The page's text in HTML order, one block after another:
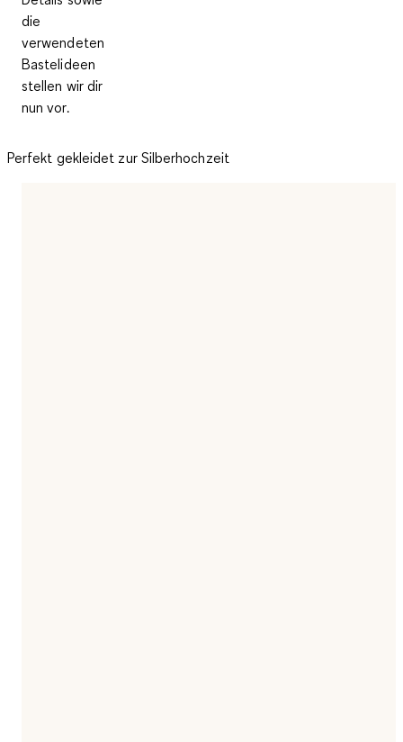
die
verwendeten
Bastelideen
stellen wir dir
nun vor.
Perfekt gekleidet zur Silberhochzeit